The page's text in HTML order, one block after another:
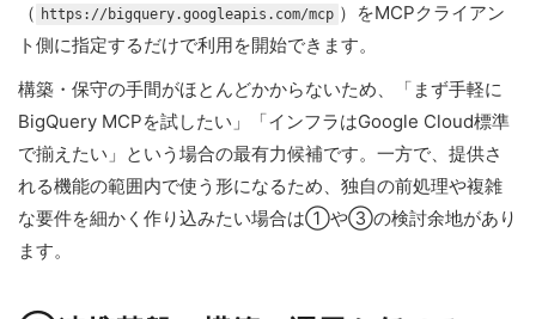
（ https://bigquery.googleapis.com/mcp ）をMCPクライアン
ト側に指定するだけで利用を開始できます。
構築・保守の手間がほとんどかからないため、「まず手軽に
BigQuery MCPを試したい」「インフラはGoogle Cloud標準
で揃えたい」という場合の最有力候補です。一方で、提供さ
れる機能の範囲内で使う形になるため、独自の前処理や複雑
な要件を細かく作り込みたい場合は①や③の検討余地があり
ます。